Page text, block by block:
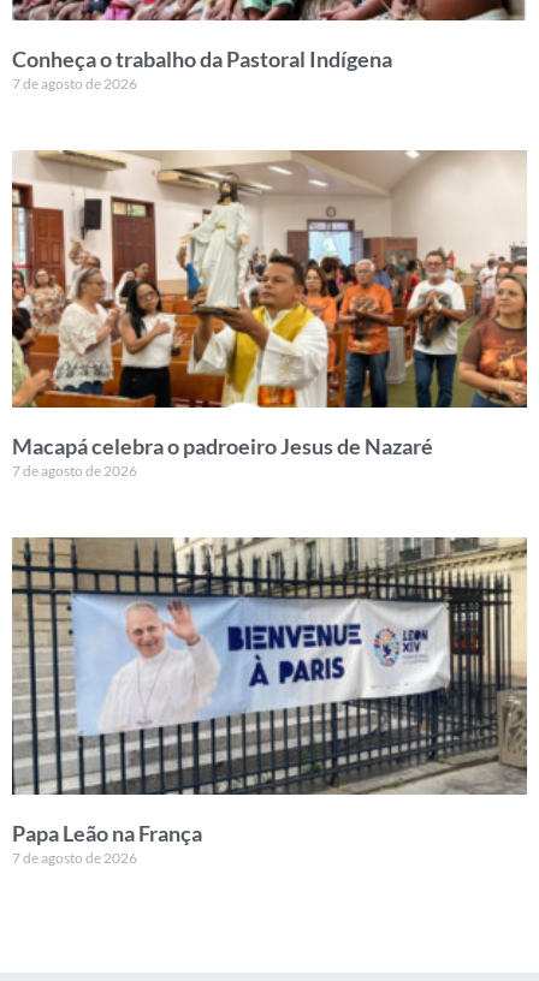
Conheça o trabalho da Pastoral Indígena
7 de agosto de 2026
Macapá celebra o padroeiro Jesus de Nazaré
7 de agosto de 2026
Papa Leão na França
7 de agosto de 2026